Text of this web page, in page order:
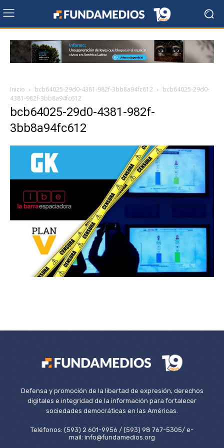
Inicio bcb64025-29d0-4381-982f-3bb8a94fc612
bcb64025-29d0-
4381-982f-3bb8a94fc612
bcb64025-29d0-4381-982f-
3bb8a94fc612
Defensa y promoción de la libertad de expresión, derechos
digitales e integridad de la información para fortalecer
sociedades democráticas en las Américas.
Teléfonos: (593) 2 601-9956 / (593) 98 767-5305/ e-
mail: info@fundamedios.org